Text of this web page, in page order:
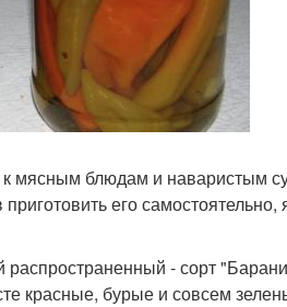
мясным блюдам и наваристым
его самостоятельно,
- сорт
красные, бурые и совсем